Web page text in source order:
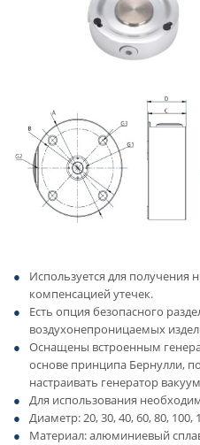
Используется для получения
компенсацией утечек.
Есть опция безопасного
воздухонепроницаемых
Оснащены встроенным
основе принципа Бернулли,
настраивать генератор
Для использования
Диаметр: 20, 30, 40, 60, 80, 100,
Материал: алюминиевый